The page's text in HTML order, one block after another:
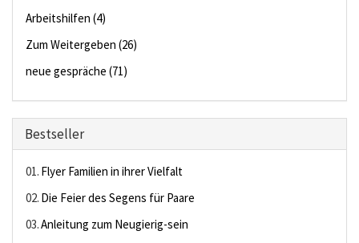
Arbeitshilfen (4)
Zum Weitergeben (26)
neue gespräche (71)
Bestseller
01. Flyer Familien in ihrer Vielfalt
02. Die Feier des Segens für Paare
03.Anleitung zum Neugierig-sein